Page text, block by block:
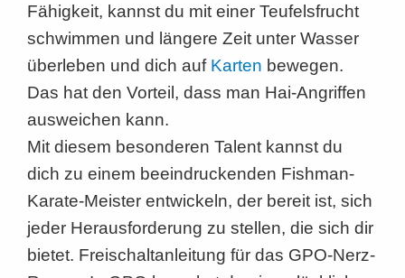
Fähigkeit, kannst du mit einer Teufelsfrucht
schwimmen und längere Zeit unter Wasser
überleben und dich auf Karten bewegen.
Das hat den Vorteil, dass man Hai-Angriffen
ausweichen kann.
Mit diesem besonderen Talent kannst du
dich zu einem beeindruckenden Fishman-
Karate-Meister entwickeln, der bereit ist, sich
jeder Herausforderung zu stellen, die sich dir
bietet. Freischaltanleitung für das GPO-Nerz-